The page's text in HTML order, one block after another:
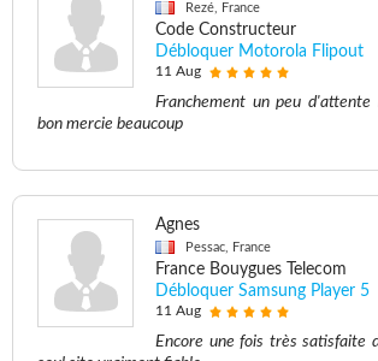
Rezé, France
Code Constructeur
Débloquer Motorola Flipout
11 Aug
Franchement un peu
bon mercie beaucoup
Agnes
Pessac, France
France Bouygues Telecom
Débloquer Samsung Player 5
11 Aug
Encore une fois très satisfaite